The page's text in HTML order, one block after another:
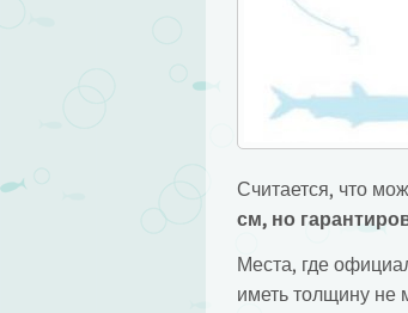
Считается, что
см, но
Места, где
иметь толщину не